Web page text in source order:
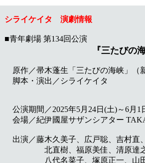
シライケイタ 演劇情報
■青年劇場 第134回公演
『三たびの
原作／帚木蓬生「三たびの海峡」（
脚本・演出／シライケイタ
公演期間／2025年5月24日(土)～6月1
会場／紀伊國屋サザンシアター
出演／藤木久美子、広戸聡、吉村直
北直樹、福原美佳、清原達之、
八代名菜子、塚原正一、山田